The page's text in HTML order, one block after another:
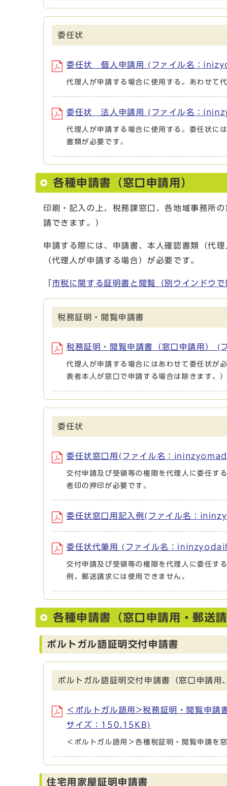
委任状
委任状 個人申請用 (ファイル名：
代理人が申請する場合に使用する。あわせて
委任状 法人申請用 (ファイル名：
代理人が申請する場合に使用する。委任状に
書類が必要です。
各種申請書（窓口申請用）
印刷・記入の上、税務課窓口、各地域事務所
請できます。）
申請する際には、申請書、本人確認書類（代
（代理人が申請する場合）が必要です。
市税に関する証明書と閲覧 （別ウインドウで
税務証明・閲覧申請書
税務証明・閲覧申請書（窓口申請用
代理人が申請する場合にはあわせて委任状が
表者本人が窓口で申請する場合は除きます。）
委任状
委任状窓口用(ファイル名：
交付申請及び受領等の権限を代理人に委任す
者印の押印が必要です。
委任状窓口用記入例(ファイル名：
委任状代筆用 (ファイル名：
交付申請及び受領等の権限を代理人に委任す
例。郵送請求には使用できません。
各種申請書（窓口申請用・郵送請
ポルトガル語証明交付申請書
ポルトガル語証明交付申請書（窓口申請用
＜ポルトガル語用>税務証明・閲覧
サイズ：150.15KB)
＜ポルトガル語用＞各種税証明・閲覧申請を
住宅用家屋証明申請書